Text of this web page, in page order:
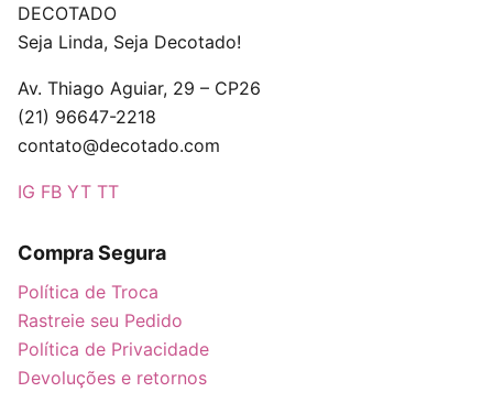
DECOTADO
Seja Linda, Seja Decotado!
Av. Thiago Aguiar, 29 – CP26
(21) 96647-2218
contato@decotado.com
IG FB YT TT
Compra Segura
Política de Troca
Rastreie seu Pedido
Política de Privacidade
Devoluções e retornos